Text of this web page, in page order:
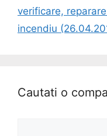
verificare,
incendiu
Cautati o